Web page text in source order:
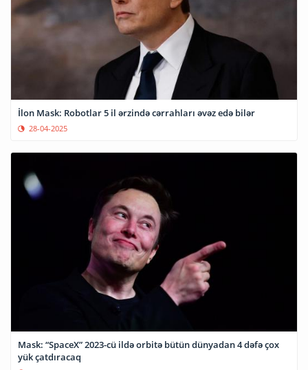
İlon Mask: Robotlar 5 il ərzində cərrahları əvəz edə bilər
28-04-2025
Mask: “SpaceX” 2023-cü ildə orbitə bütün dünyadan 4 dəfə çox
yük çatdıracaq